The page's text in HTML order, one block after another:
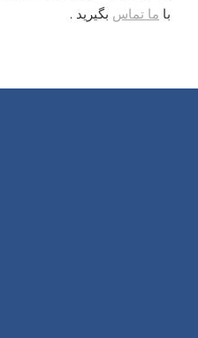
با ما تماس بگیرید .